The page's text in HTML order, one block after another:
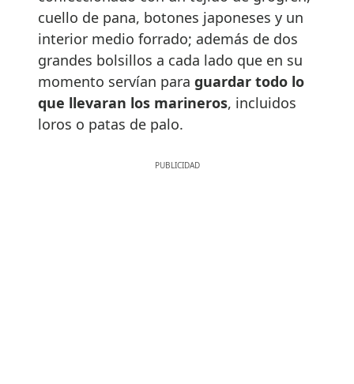
cuello de pana, botones japoneses y un
interior medio forrado; además de dos
grandes bolsillos a cada lado que en su
momento servían para guardar todo lo
que llevaran los marineros, incluidos
loros o patas de palo.